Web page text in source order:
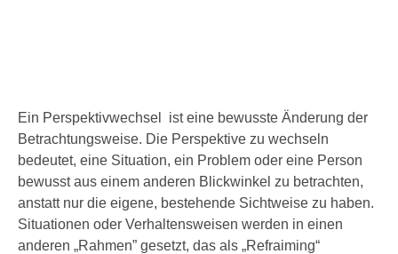
Ein Perspektivwechsel ist eine bewusste Änderung der
Betrachtungsweise. Die Perspektive zu wechseln
bedeutet, eine Situation, ein Problem oder eine Person
bewusst aus einem anderen Blickwinkel zu betrachten,
anstatt nur die eigene, bestehende Sichtweise zu haben.
Situationen oder Verhaltensweisen werden in einen
anderen „Rahmen” gesetzt, das als „Refraiming“